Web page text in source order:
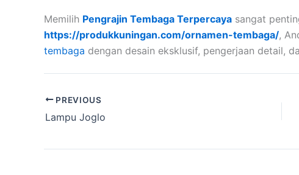
Memilih Pengrajin Tembaga Terpercaya sangat
https://produkkuningan.com/ornamen-tembaga/,
tembaga dengan desain eksklusif, pengerjaan detail,
PREVIOUS
Lampu Joglo